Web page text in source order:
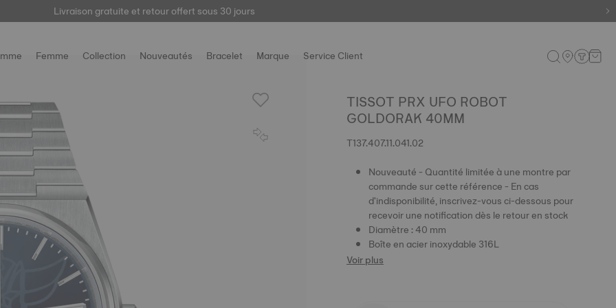
Livraison gratuite et retour offert sous 30 jours
ici
Femme Collection Nouveautés Bracelet Marque Service Client
TISSOT PRX UFO ROBOT
GOLDORAK 40MM
T137.407.11.041.02
Nouveauté - Quantité limitée à une montre par
commande sur cette référence - En cas
d'indisponibilité, inscrivez-vous ci-dessous pour
recevoir une notification dès le retour en stock
Diamètre : 40 mm
Boîte en acier inoxydable 316L
Voir plus